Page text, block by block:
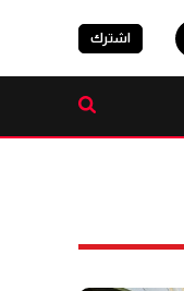
اشترك